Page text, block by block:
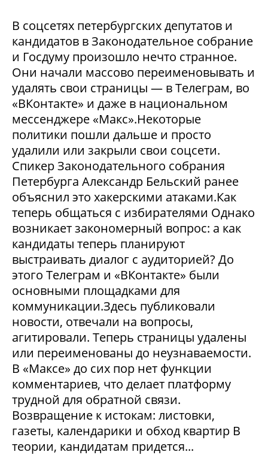
В соцсетях петербургских депутатов и
кандидатов в Законодательное собрание
и Госдуму произошло нечто странное.
Они начали массово переименовывать и
удалять свои страницы — в Телеграм, во
«ВКонтакте» и даже в национальном
мессенджере «Макс».Некоторые
политики пошли дальше и просто
удалили или закрыли свои соцсети.
Спикер Законодательного собрания
Петербурга Александр Бельский ранее
объяснил это хакерскими атаками.Как
теперь общаться с избирателями Однако
возникает закономерный вопрос: а как
кандидаты теперь планируют
выстраивать диалог с аудиторией? До
этого Телеграм и «ВКонтакте» были
основными площадками для
коммуникации.Здесь публиковали
новости, отвечали на вопросы,
агитировали. Теперь страницы удалены
или переименованы до неузнаваемости.
В «Максе» до сих пор нет функции
комментариев, что делает платформу
трудной для обратной связи.
Возвращение к истокам: листовки,
газеты, календарики и обход квартир В
теории, кандидатам придется...